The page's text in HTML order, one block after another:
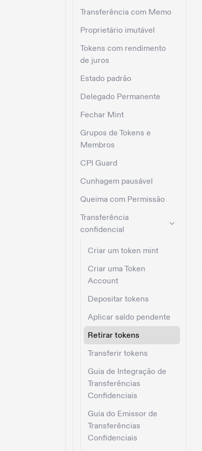
Transferência com Memo
Proprietário imutável
Tokens com rendimento
de juros
Estado padrão
Delegado Permanente
Fechar Mint
Grupos de Tokens e
Membros
CPI Guard
Cunhagem pausável
Queima com Permissão
Transferência
confidencial
Criar um token mint
Criar uma Token
Account
Depositar tokens
Aplicar saldo pendente
Retirar tokens
Transferir tokens
Guia de Integração de
Transferências
Confidenciais
Guia do Emissor de
Transferências
Confidenciais